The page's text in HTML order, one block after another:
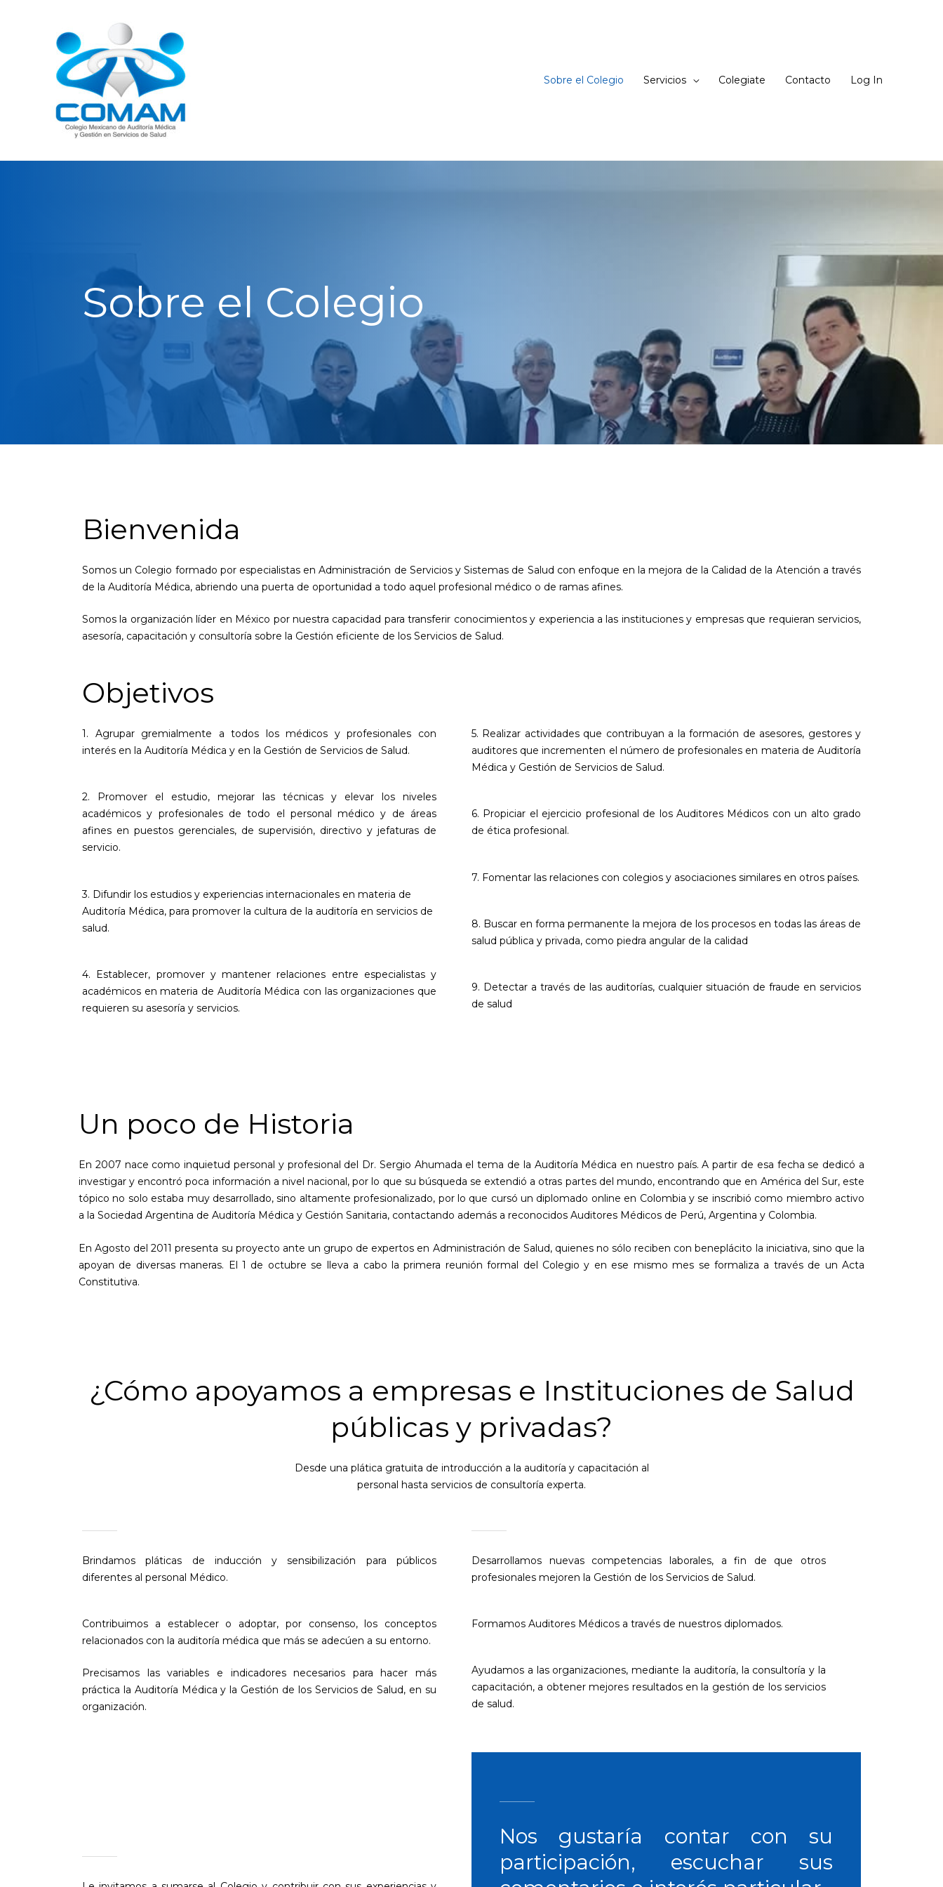
Sobre el Colegio Servicios Colegiate Contacto Log In
Sobre el Colegio
Bienvenida
Somos un Colegio formado por especialistas en Administración de Servicios y Sistemas de Salud con enfoque en la mejora de la Calidad de la Atención a través
de la Auditoría Médica, abriendo una puerta de oportunidad a todo aquel profesional médico o de ramas afines.
Somos la organización líder en México por nuestra capacidad para transferir conocimientos y experiencia a las instituciones y empresas que requieran servicios,
asesoría, capacitación y consultoría sobre la Gestión eficiente de los Servicios de Salud.
Objetivos
1. Agrupar gremialmente a todos los médicos y profesionales con
interés en la Auditoría Médica y en la Gestión de Servicios de Salud.
2. Promover el estudio, mejorar las técnicas y elevar los niveles
académicos y profesionales de todo el personal médico y de áreas
afines en puestos gerenciales, de supervisión, directivo y jefaturas de
servicio.
3. Difundir los estudios y experiencias internacionales en materia de
Auditoría Médica, para promover la cultura de la auditoría en servicios de
salud.
4. Establecer, promover y mantener relaciones entre especialistas y
académicos en materia de Auditoría Médica con las organizaciones que
requieren su asesoría y servicios.
5. Realizar actividades que contribuyan a la formación de asesores, gestores y
auditores que incrementen el número de profesionales en materia de Auditoría
Médica y Gestión de Servicios de Salud.
6. Propiciar el ejercicio profesional de los Auditores Médicos con un alto grado
de ética profesional.
7. Fomentar las relaciones con colegios y asociaciones similares en otros países.
8. Buscar en forma permanente la mejora de los procesos en todas las áreas de
salud pública y privada, como piedra angular de la calidad
9. Detectar a través de las auditorías, cualquier situación de fraude en servicios
de salud
Un poco de Historia
En 2007 nace como inquietud personal y profesional del Dr. Sergio Ahumada el tema de la Auditoría Médica en nuestro país. A partir de esa fecha se dedicó a
investigar y encontró poca información a nivel nacional, por lo que su búsqueda se extendió a otras partes del mundo, encontrando que en América del Sur, este
tópico no solo estaba muy desarrollado, sino altamente profesionalizado, por lo que cursó un diplomado online en Colombia y se inscribió como miembro activo
a la Sociedad Argentina de Auditoría Médica y Gestión Sanitaria, contactando además a reconocidos Auditores Médicos de Perú, Argentina y Colombia.
En Agosto del 2011 presenta su proyecto ante un grupo de expertos en Administración de Salud, quienes no sólo reciben con beneplácito la iniciativa, sino que la
apoyan de diversas maneras. El 1 de octubre se lleva a cabo la primera reunión formal del Colegio y en ese mismo mes se formaliza a través de un Acta
Constitutiva.
¿Cómo apoyamos a empresas e Instituciones de Salud
públicas y privadas?
Desde una plática gratuita de introducción a la auditoría y capacitación al
personal hasta servicios de consultoría experta.
Brindamos pláticas de inducción y sensibilización para públicos
diferentes al personal Médico.
Contribuimos a establecer o adoptar, por consenso, los conceptos
relacionados con la auditoría médica que más se adecúen a su entorno.
Precisamos las variables e indicadores necesarios para hacer más
práctica la Auditoría Médica y la Gestión de los Servicios de Salud, en su
organización.
Desarrollamos nuevas competencias laborales, a fin de que otros
profesionales mejoren la Gestión de los Servicios de Salud.
Formamos Auditores Médicos a través de nuestros diplomados.
Ayudamos a las organizaciones, mediante la auditoría, la consultoría y la
capacitación, a obtener mejores resultados en la gestión de los servicios
de salud.
Nos gustaría contar con su
participación, escuchar sus